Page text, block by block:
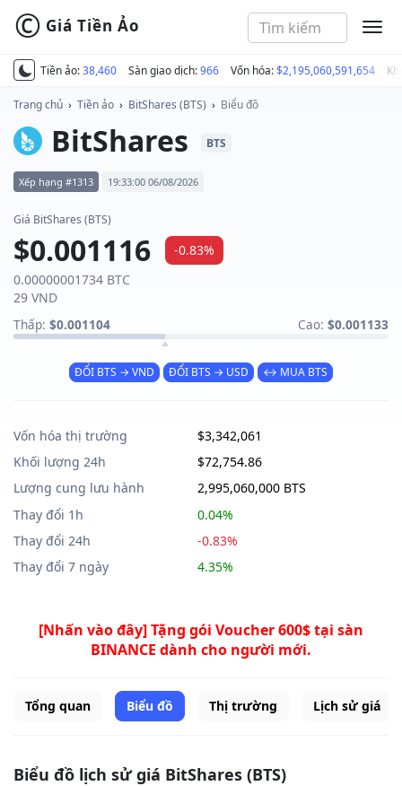
Tiền ảo:38,460 Sàn giao dịch:966 Vốn hóa:$2,195,060,591,654
© Giá Tiền Ảo
Trang chủ › Tiền ảo › BitShares (BTS) › Biểu đồ
BitShares BTS
Xếp hạng #1313 19:33:00 06/08/2026
Giá BitShares (BTS)
$0.001116
-0.83%
0.00000001734 BTC
29 VND
Thấp: $0.001104 Cao: $0.001133
ĐỔI BTS → VND ĐỔI BTS → USD ↔ MUA BTS
Vốn hóa thị trường
$3,342,061
Khối lượng 24h
$72,754.86
Lượng cung lưu hành
2,995,060,000 BTS
Thay đổi 1h
0.04%
Thay đổi 24h
-0.83%
Thay đổi 7 ngày
4.35%
[Nhấn vào đây] Tặng gói Voucher 600$ tại sàn
BINANCE dành cho người mới.
Tổng quan Biểu đồ Thị trường Lịch sử giá
Biểu đồ lịch sử giá BitShares (BTS)